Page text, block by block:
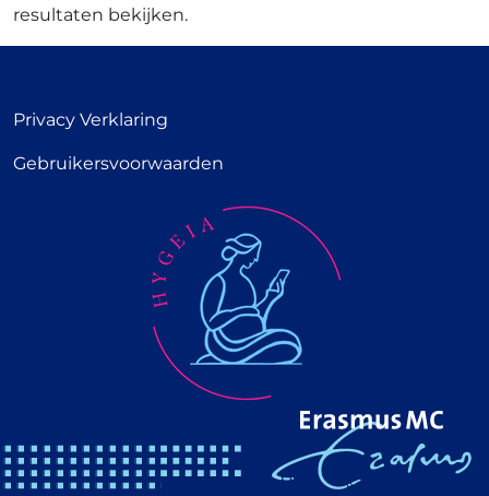
resultaten bekijken.
Privacy Verklaring
Gebruikersvoorwaarden